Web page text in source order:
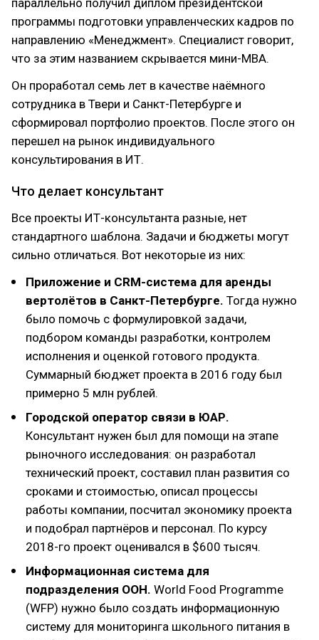
программы подготовки управленческих кадров по
направлению «Менеджмент». Специалист говорит,
что за этим названием скрывается мини-MBA.
Он проработал семь лет в качестве наёмного
сотрудника в Твери и Санкт-Петербурге и
сформировал портфолио проектов. После этого он
перешел на рынок индивидуального
консультирования в ИТ.
Что делает консультант
Все проекты ИТ-консультанта разные, нет
стандартного шаблона. Задачи и бюджеты могут
сильно отличаться. Вот некоторые из них:
Приложение и CRM-система для аренды
вертолётов в Санкт-Петербурге. Тогда нужно
было помочь с формулировкой задачи,
подбором команды разработки, контролем
исполнения и оценкой готового продукта.
Суммарный бюджет проекта в 2016 году был
примерно 5 млн рублей.
Городской оператор связи в ЮАР.
Консультант нужен был для помощи на этапе
рыночного исследования: он разработал
технический проект, составил план развития со
сроками и стоимостью, описал процессы
работы компании, посчитал экономику проекта
и подобрал партнёров и персонал. По курсу
2018-го проект оценивался в $600 тысяч.
Информационная система для
подразделения ООН. World Food Programme
(WFP) нужно было создать информационную
систему для мониторинга школьного питания в